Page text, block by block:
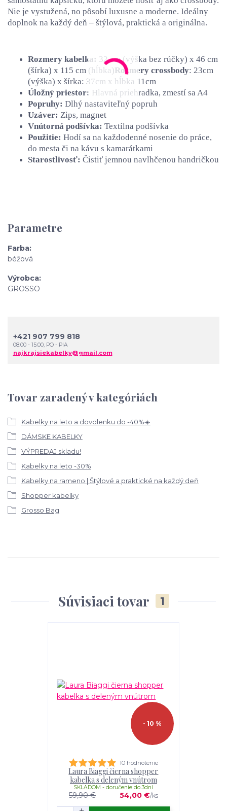
Nie je vystužená, no pôsobí luxusne a moderne. Ideálny
doplnok na každý deň – štýlová, praktická a originálna.
Rozmery kabelka: 32 cm (výška bez rúčky) x 46 cm
(šírka) x 115 cm (hĺbka)Rozmery crossbody: 23cm
(výška) x šírka: 37cm x hĺbka 11cm
Úložný priestor: Hlavná priehradka, zmestí sa A4
Popruhy: Dlhý nastaviteľný popruh
Uzáver: Zips, magnet
Vnútorná podšívka: Textílna podšívka
Použitie: Hodí sa na každodenné nosenie do práce,
do mesta či na kávu s kamarátkami
Starostlivosť: Čistiť jemnou navlhčenou handričkou
Parametre
Farba
béžová
Výrobca
GROSSO
Tovar zaradený v kategóriách
Kabelky na leto a dovolenku do -40%☀️
DÁMSKE KABELKY
VÝPREDAJ skladu!
Kabelky na leto -30%
Kabelky na rameno | Štýlové a praktické na každý deň
Shopper kabelky
Grosso Bag
+421 907 799 818
08:00 - 15:00, PO - PIA
najkrajsiekabelky@gmail.com
Súvisiaci tovar 1
- 10 %
10 hodnotenie
Laura Biaggi čierna shopper
kabelka s deleným vnútrom
59,90 € 54,00 €/ks
SKLADOM - doručenie do 3dní